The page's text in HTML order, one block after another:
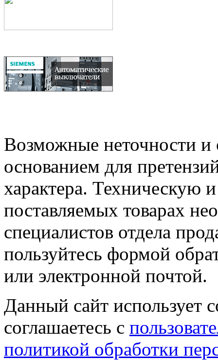
Возможные неточности и
основанием для
характера.
поставляемых товарах
специалистов отдела
пользуйтесь формой
или электронной почтой.
Данный сайт использует
соглашаетесь с
политикой обработки